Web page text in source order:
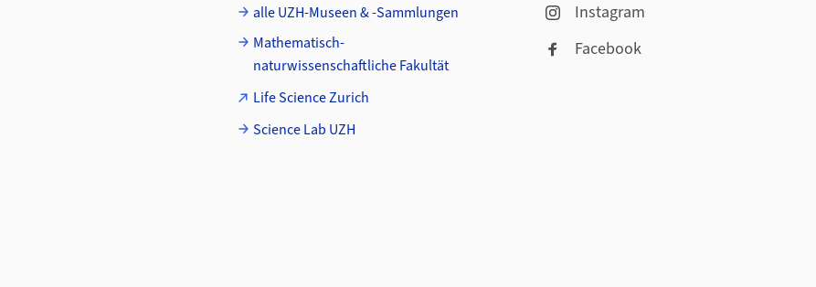
alle UZH-Museen & -Sammlungen
Mathematisch-
naturwissenschaftliche Fakultät
Life Science Zurich
Science Lab UZH
Instagram
Facebook